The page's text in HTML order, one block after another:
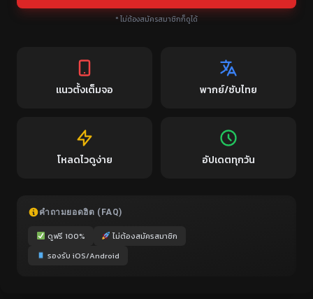
* ไม่ต้องสมัครสมาชิกก็ดูได้
แนวตั้งเต็มจอ พากย์/ซับไทย
โหลดไวดูง่าย อัปเดตทุกวัน
คำถามยอดฮิต (FAQ)
ดูฟรี 100%
ไม่ต้องสมัครสมาชิก
รองรับ iOS/Android